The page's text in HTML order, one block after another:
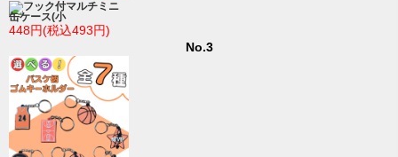
フック付マルチミニ
缶ケース(小
448円(税込493円)
No.3